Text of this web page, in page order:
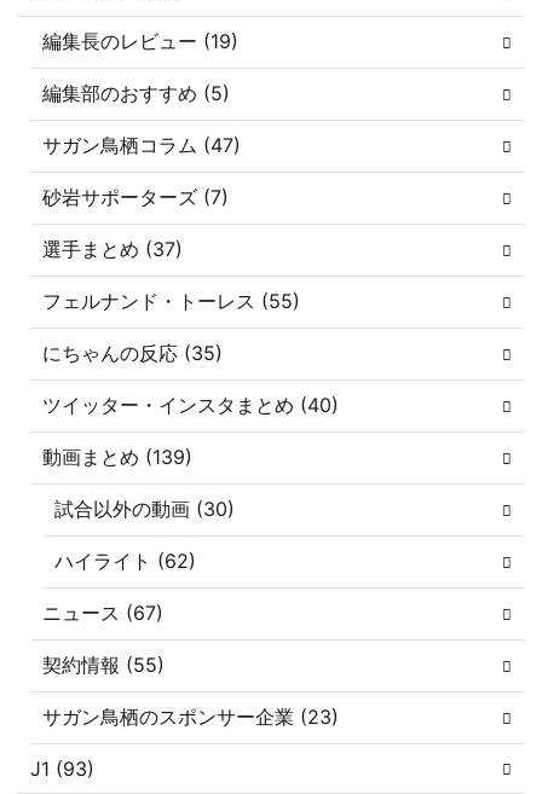
編集長のレビュー (19)
編集部のおすすめ (5)
サガン鳥栖コラム (47)
砂岩サポーターズ (7)
選手まとめ (37)
フェルナンド・トーレス (55)
にちゃんの反応 (35)
ツイッター・インスタまとめ (40)
動画まとめ (139)
試合以外の動画 (30)
ハイライト (62)
ニュース (67)
契約情報 (55)
サガン鳥栖のスポンサー企業 (23)
J1 (93)